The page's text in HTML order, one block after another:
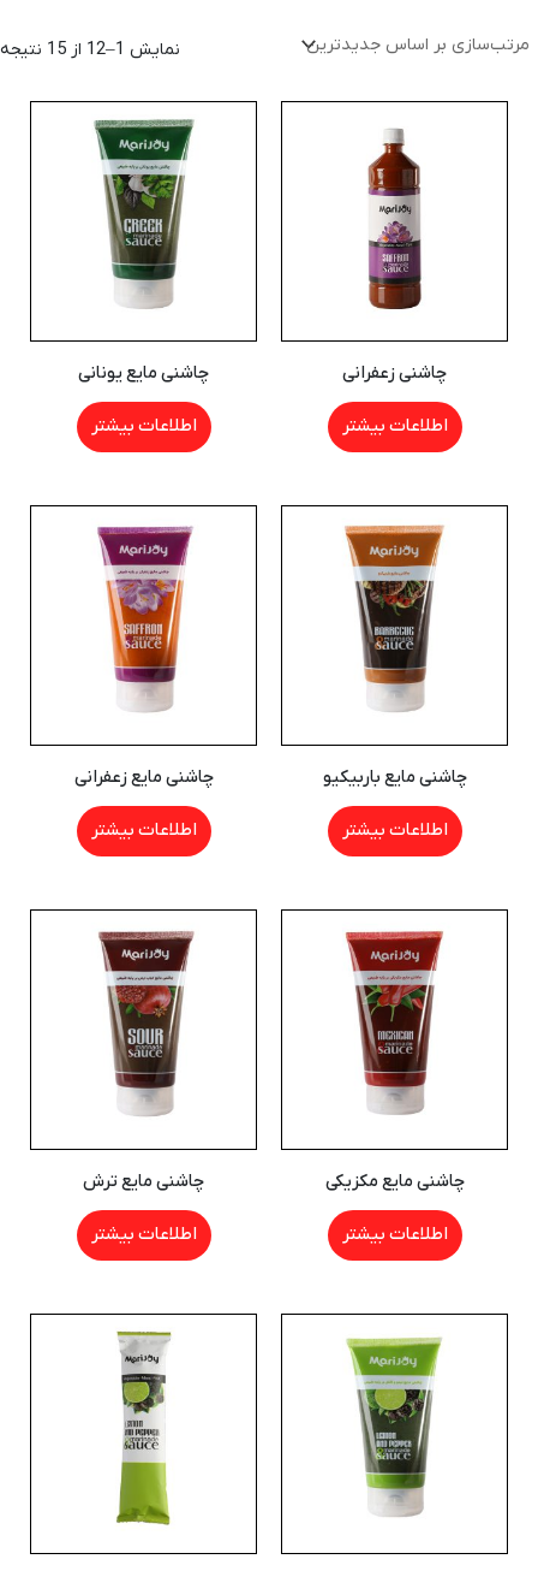
نمایش 1–12 از 15 نتیجه
چاشنی زعفرانی
اطلاعات بیشتر
چاشنی مایع یونانی
اطلاعات بیشتر
چاشنی مایع باربیکیو
اطلاعات بیشتر
چاشنی مایع زعفرانی
اطلاعات بیشتر
چاشنی مایع مکزیکی
اطلاعات بیشتر
چاشنی مایع ترش
اطلاعات بیشتر